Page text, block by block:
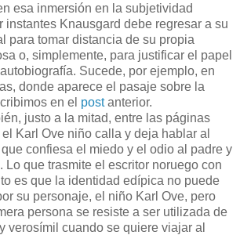
esa inmersión en la subjetividad
instantes Knausgard debe regresar a su
para tomar distancia de su propia
o, simplemente, para justificar el papel
Sucede, por ejemplo, en
donde aparece el pasaje sobre la
en el postanterior.
justo a la mitad, entre las páginas
Karl Ove niño calla y deja hablar al
confiesa el miedo y el odio al padre y
Lo que trasmite el escritor noruego con
es que la identidad edípica no puede
su personaje, el niño Karl Ove, pero
persona se resiste a ser utilizada de
verosímil cuando se quiere viajar al